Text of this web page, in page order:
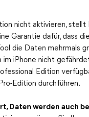
nicht aktivieren, stellt
Garantie dafür, dass
die Daten mehrmals
iPhone nicht
Edition
Edition durchführen.
Daten werden auch